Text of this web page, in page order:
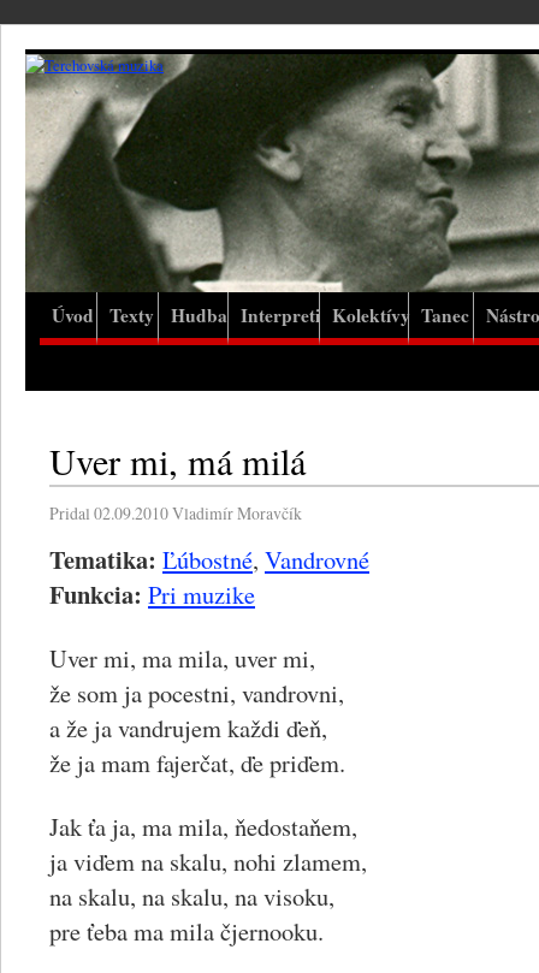
Úvod Texty Hudba Interpreti Kolektívy Tanec
Uver mi, má milá
Pridal 02.09.2010Vladimír Moravčík
Tematika: Ľúbostné, Vandrovné
Funkcia: Pri muzike
Uver mi, ma mila, uver mi,
že som ja pocestni, vandrovni,
a že ja vandrujem každi ďeň,
že ja mam fajerčat, ďe priďem.
Jak ťa ja, ma mila, ňedostaňem,
ja viďem na skalu, nohi zlamem,
na skalu, na skalu, na visoku,
pre ťeba ma mila čjernooku.